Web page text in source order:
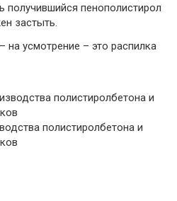
получившийся пенополистирол
застыть.
усмотрение – это распилка
полистиролбетона и